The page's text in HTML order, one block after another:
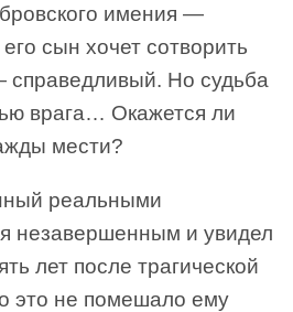
имения —
сын хочет сотворить
справедливый. Но судьба
врага… Окажется ли
мести?
реальными
незавершенным и увидел
лет после трагической
это не помешало ему